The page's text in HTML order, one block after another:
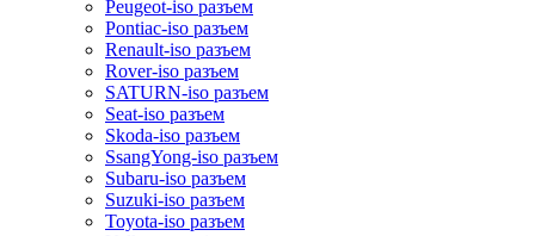
Peugeot-iso разъем
Pontiac-iso разъем
Renault-iso разъем
Rover-iso разъем
SATURN-iso разъем
Seat-iso разъем
Skoda-iso разъем
SsangYong-iso разъем
Subaru-iso разъем
Suzuki-iso разъем
Toyota-iso разъем